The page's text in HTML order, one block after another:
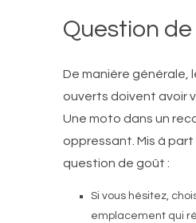
Question
De manière générale,
ouverts doivent avoir
Une moto dans un
oppressant. Mis à
question de goût :
Si vous hésitez,
emplacement qui